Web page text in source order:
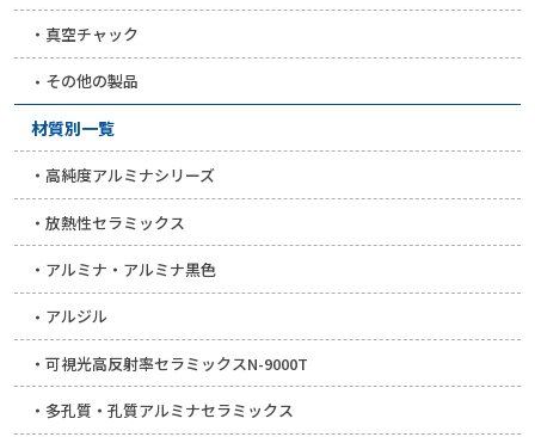
真空チャック
その他の製品
材質別一覧
高純度アルミナシリーズ
放熱性セラミックス
アルミナ・アルミナ黒色
アルジル
可視光高反射率セラミックスN-9000T
多孔質・孔質アルミナセラミックス